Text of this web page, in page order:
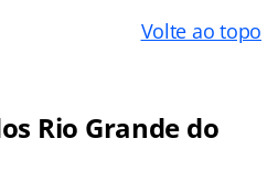
Volte ao topo
Rio Grande do